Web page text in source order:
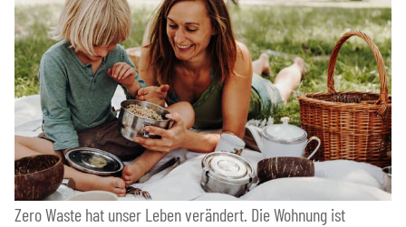
Zero Waste hat unser Leben verändert. Die Wohnung ist